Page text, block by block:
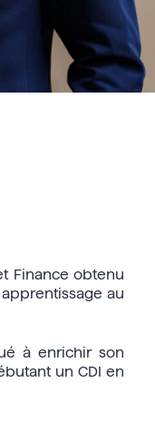
Finance obtenu
apprentissage au
à enrichir son
un CDI en